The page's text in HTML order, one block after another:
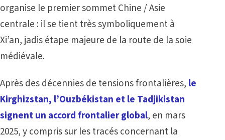
organise le premier sommet Chine / Asie
centrale : il se tient très symboliquement à
Xi’an, jadis étape majeure de la route de la soie
médiévale.
Après des décennies de tensions frontalières, le
Kirghizstan, l’Ouzbékistan et le Tadjikistan
signent un accord frontalier global, en mars
2025, y compris sur les tracés concernant la